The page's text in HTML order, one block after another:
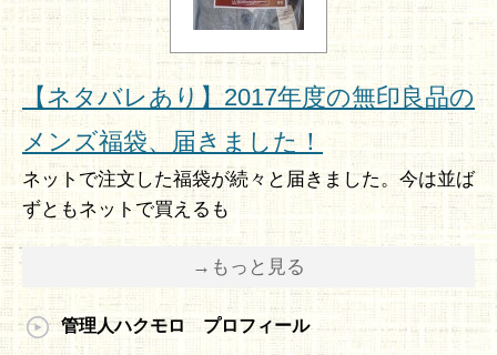
【ネタバレあり】2017年度の無印良品の
メンズ福袋、届きました！
ネットで注文した福袋が続々と届きました。今は並ば
ずともネットで買えるも
→もっと見る
管理人ハクモロ プロフィール